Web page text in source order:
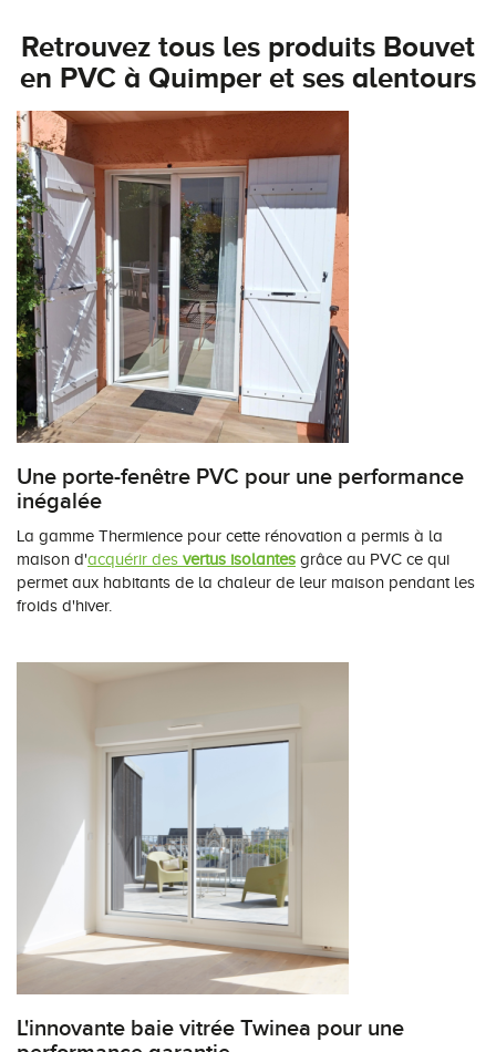
Retrouvez tous les produits Bouvet
en PVC à Quimper et ses alentours
Une porte-fenêtre PVC pour une performance
inégalée
La gamme Thermience pour cette rénovation a permis à la
maison d'acquérir des vertus isolantes grâce au PVC ce qui
permet aux habitants de la chaleur de leur maison pendant les
froids d'hiver.
L'innovante baie vitrée Twinea pour une